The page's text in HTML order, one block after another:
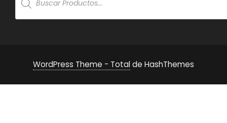
search
WordPress Theme - Totalde HashThemes